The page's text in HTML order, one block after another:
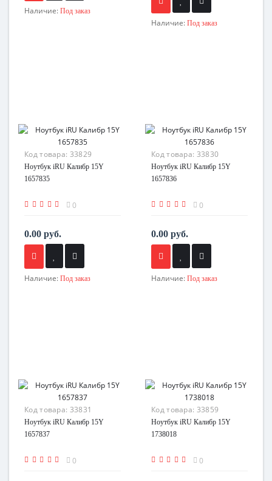
Наличие: Под заказ
Наличие: Под заказ
Код товара: 33829
Ноутбук iRU Калибр 15Y
1657835
0
0.00 руб.
Наличие: Под заказ
Код товара: 33830
Ноутбук iRU Калибр 15Y
1657836
0
0.00 руб.
Наличие: Под заказ
Код товара: 33831
Ноутбук iRU Калибр 15Y
1657837
0
Код товара: 33859
Ноутбук iRU Калибр 15Y
1738018
0